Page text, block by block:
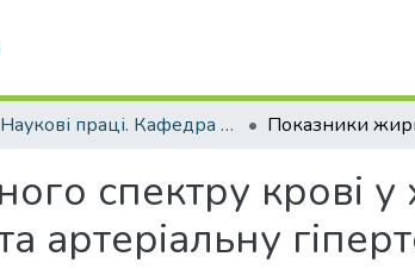
Наукові праці. Кафедра загальної практики – сімейної медицини та внутрішніх хвороб
спектру крові
артеріальну